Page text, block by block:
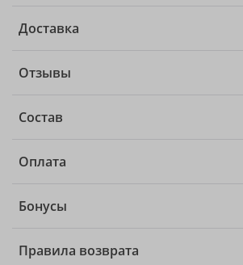
Доставка
Отзывы
Состав
Оплата
Бонусы
Правила возврата